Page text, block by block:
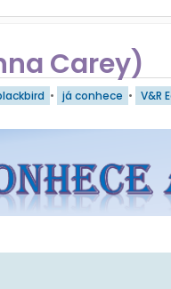
Carey)
• já conhece • V&R